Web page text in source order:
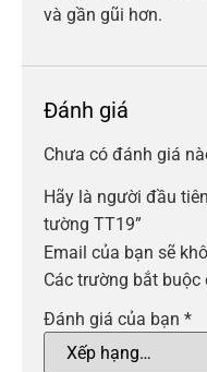
và gần gũi hơn.
Đánh giá
Chưa có đánh giá
Hãy là người đầu
tường TT19”
Email của bạn sẽ
Các trường bắt
Đánh giá của bạn *